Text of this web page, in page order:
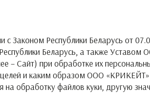
с Законом Республики Беларусь от
Беларусь, а также
– Сайт) при обработке их
целей и каким образом ООО
на обработку файлов куки, другую